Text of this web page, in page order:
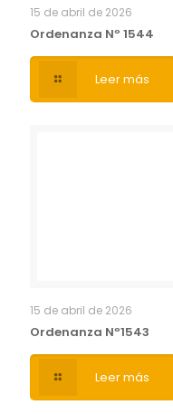
15 de abril de 2026
Ordenanza Nº 1544
Leer más
15 de abril de 2026
Ordenanza Nº1543
Leer más